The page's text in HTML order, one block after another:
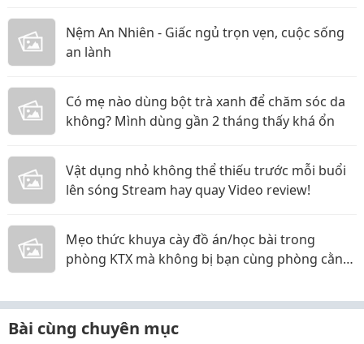
Nệm An Nhiên - Giấc ngủ trọn vẹn, cuộc sống
an lành
Có mẹ nào dùng bột trà xanh để chăm sóc da
không? Mình dùng gần 2 tháng thấy khá ổn
Vật dụng nhỏ không thể thiếu trước mỗi buổi
lên sóng Stream hay quay Video review!
Mẹo thức khuya cày đồ án/học bài trong
phòng KTX mà không bị bạn cùng phòng cằn
Bài cùng chuyên mục